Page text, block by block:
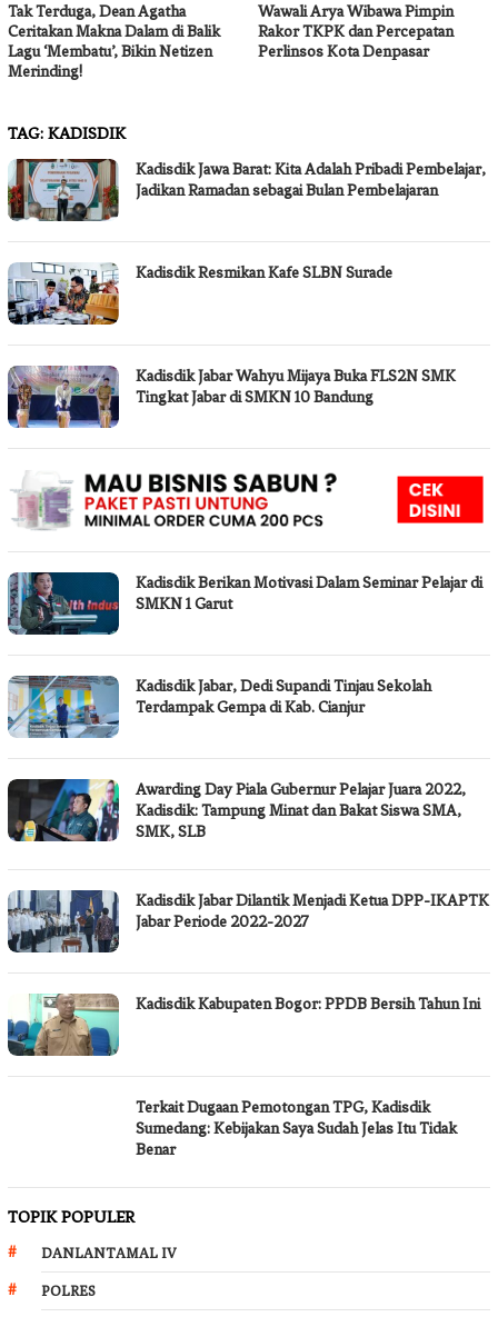
Tak Terduga, Dean Agatha
Ceritakan Makna Dalam di Balik
Lagu ‘Membatu’, Bikin Netizen
Merinding!
Wawali Arya Wibawa Pimpin
Rakor TKPK dan Percepatan
Perlinsos Kota Denpasar
TAG: KADISDIK
Kadisdik Jawa Barat: Kita Adalah Pribadi Pembelajar,
Jadikan Ramadan sebagai Bulan Pembelajaran
Kadisdik Resmikan Kafe SLBN Surade
Kadisdik Jabar Wahyu Mijaya Buka FLS2N SMK
Tingkat Jabar di SMKN 10 Bandung
Kadisdik Berikan Motivasi Dalam Seminar Pelajar di
SMKN 1 Garut
Kadisdik Jabar, Dedi Supandi Tinjau Sekolah
Terdampak Gempa di Kab. Cianjur
Awarding Day Piala Gubernur Pelajar Juara 2022,
Kadisdik: Tampung Minat dan Bakat Siswa SMA,
SMK, SLB
Kadisdik Jabar Dilantik Menjadi Ketua DPP-IKAPTK
Jabar Periode 2022-2027
Kadisdik Kabupaten Bogor: PPDB Bersih Tahun Ini
Terkait Dugaan Pemotongan TPG, Kadisdik
Sumedang: Kebijakan Saya Sudah Jelas Itu Tidak
Benar
TOPIK POPULER
DANLANTAMAL IV
POLRES